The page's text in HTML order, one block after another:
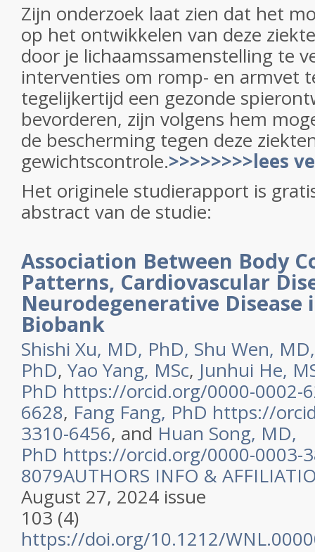
Zijn onderzoek laat zien dat het
op het ontwikkelen van deze
door je lichaamssamenstelling te
interventies om romp- en armvet
tegelijkertijd een gezonde
bevorderen, zijn volgens hem
de bescherming tegen deze
gewichtscontrole.>>>>>>>>lees
Het originele studierapport is
abstract van de studie:
Association Between Body
Patterns, Cardiovascular
Neurodegenerative Disease
Biobank
Shishi Xu, MD, PhD, Shu Wen, MD,
PhD, Yao Yang, MSc, Junhui He,
PhD https://orcid.org/0000-0002-
6628, Fang Fang, PhD https://
3310-6456, and Huan Song, MD,
PhD https://orcid.org/0000-0003-
8079AUTHORS INFO &
August 27, 2024 issue
103 (4)
https://doi.org/10.1212/